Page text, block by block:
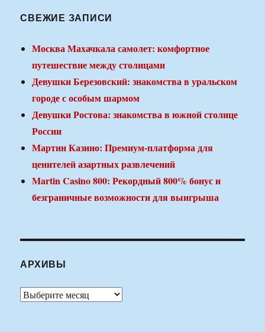
СВЕЖИЕ ЗАПИСИ
Москва Махачкала самолет: комфортное
путешествие между столицами
Девушки Березовский: знакомства в уральском
городе с особым шармом
Девушки Ростова: знакомства в южной столице
России
Мартин Казино: Премиум-платформа для
ценителей азартных развлечений
Martin Casino 800: Рекордный 800% бонус и
безграничные возможности для выигрыша
АРХИВЫ
Архивы